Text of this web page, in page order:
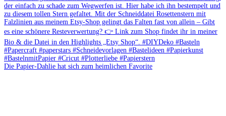
Die Papier-Dahlie hat sich zum heimlichen Favorite